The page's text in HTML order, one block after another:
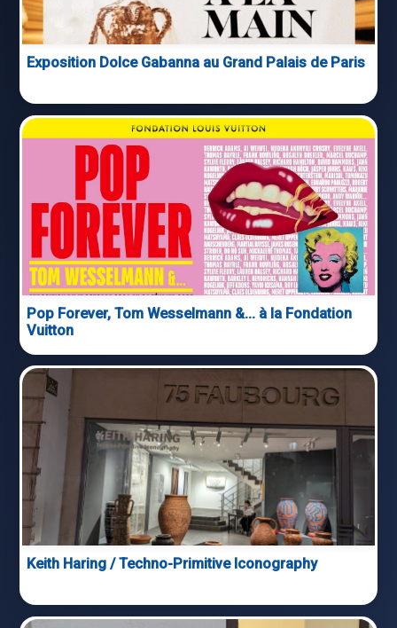
Exposition Dolce Gabanna au Grand Palais de Paris
Pop Forever, Tom Wesselmann &… à la Fondation
Vuitton
Keith Haring / Techno-Primitive Iconography